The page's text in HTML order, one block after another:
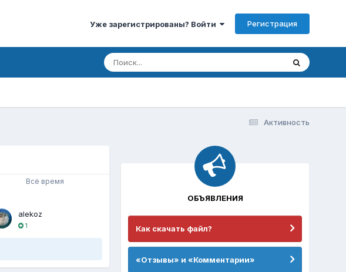
Уже зарегистрированы? Войти Регистрация
Активность
Всё время
alekoz
1
ОБЪЯВЛЕНИЯ
Как скачать файл?
«Отзывы» и «Комментарии»